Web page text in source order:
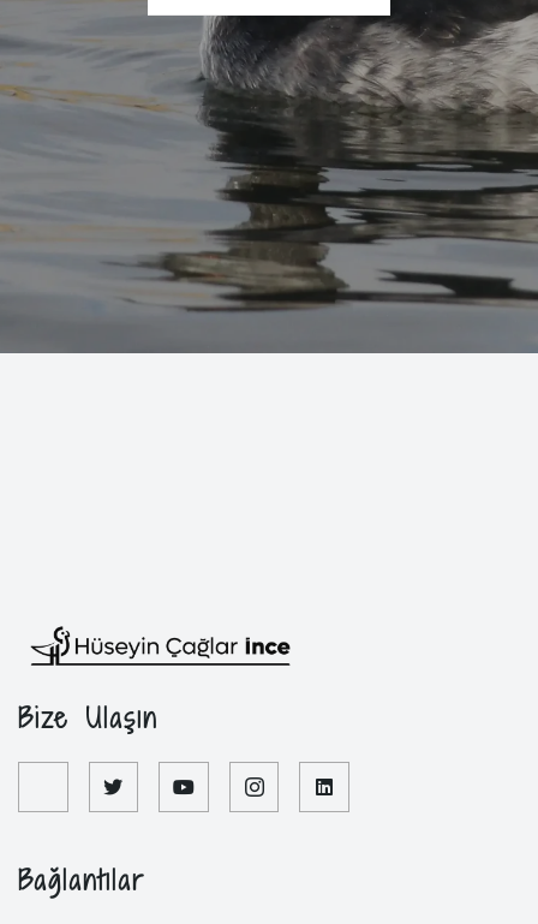
Bize Ulaşın
Bağlantılar